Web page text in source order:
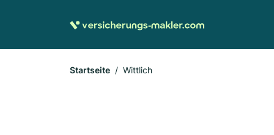
Startseite Wittlich